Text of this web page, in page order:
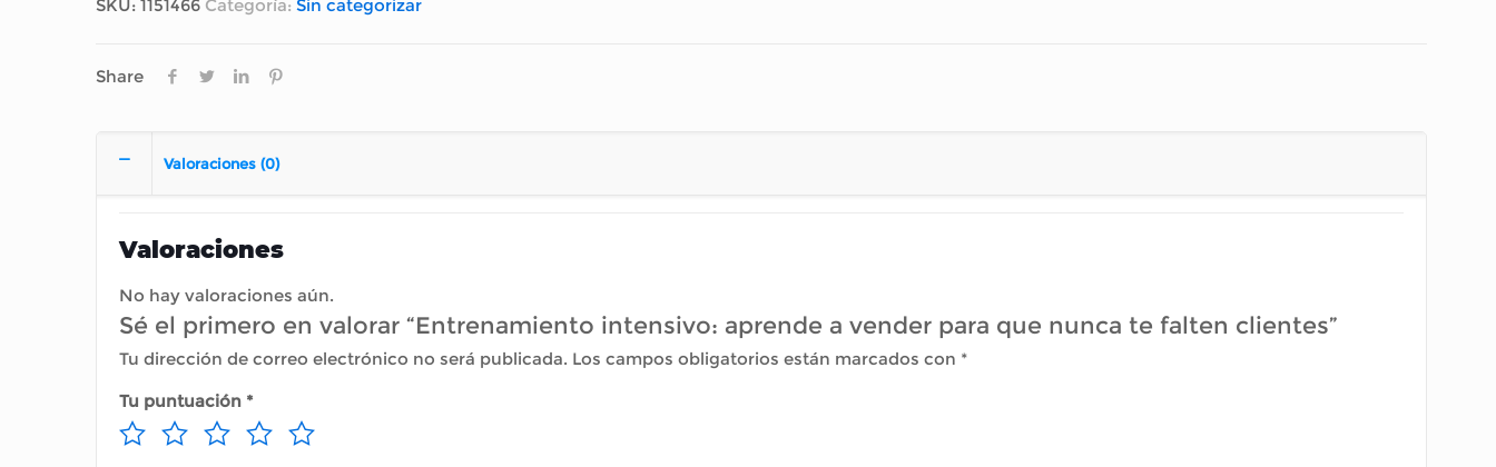
SKU:1151466 Categoría:Sin categorizar
Share
Valoraciones (0)
Valoraciones
No hay valoraciones aún.
Sé el primero en valorar “Entrenamiento intensivo: aprende a vender para que nunca te falten clientes”
Tu dirección de correo electrónico no será publicada. Los campos obligatorios están marcados con *
Tu puntuación *